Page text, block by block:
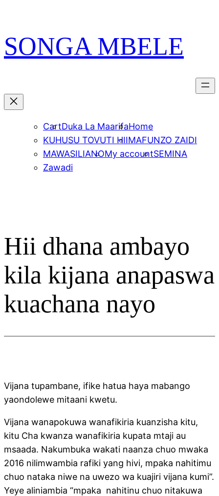
content
SONGA MBELE
CartDuka La MaarifaHome
KUHUSU TOVUTI HIIMAFUNZO ZAIDI
MAWASILIANOMy accountSEMINA
Zawadi
Hii dhana ambayo
kila kijana anapaswa
kuachana nayo
Vijana tupambane, ifike hatua haya mabango
yaondolewe mitaani kwetu.
Vijana wanapokuwa wanafikiria kuanzisha kitu,
kitu Cha kwanza wanafikiria kupata mtaji au
msaada. Nakumbuka wakati naanza chuo mwaka
2016 nilimwambia rafiki yang hivi, mpaka nahitimu
chuo nataka niwe na uwezo wa kuajiri vijana kumi”.
Yeye aliniambia “mpaka nahitinu chuo nitakuwa